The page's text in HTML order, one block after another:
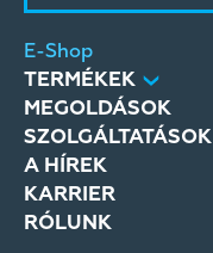
E-Shop
TERMÉKEK
MEGOLDÁSOK
SZOLGÁLTATÁSOK
A HÍREK
KARRIER
RÓLUNK